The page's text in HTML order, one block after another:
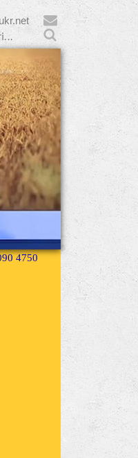
4750